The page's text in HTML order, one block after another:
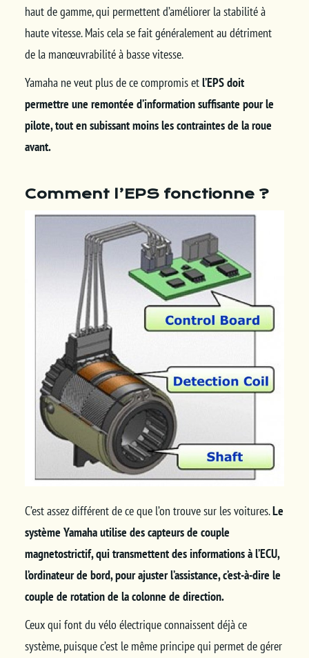
haut de gamme, qui permettent d’améliorer la stabilité à
haute vitesse. Mais cela se fait généralement au détriment
de la manœuvrabilité à basse vitesse.
Yamaha ne veut plus de ce compromis etl’EPS doit
permettre une remontée d’information suffisante pour le
pilote, tout en subissant moins les contraintes de la roue
avant.
Comment l’EPS fonctionne ?
C’est assez différent de ce que l’on trouve sur les voitures.Le
système Yamaha utilise des capteurs de couple
magnetostrictif, qui transmettent des informations à l’ECU,
l’ordinateur de bord, pour ajuster l’assistance, c’est-à-dire le
couple de rotation de la colonne de direction.
Ceux qui font du vélo électrique connaissent déjà ce
système, puisque c’est le même principe qui permet de gérer